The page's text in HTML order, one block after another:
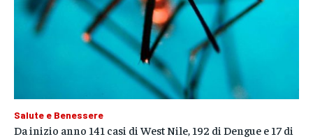
Salute e Benessere
Da inizio anno 141 casi di West Nile, 192 di Dengue e 17 di